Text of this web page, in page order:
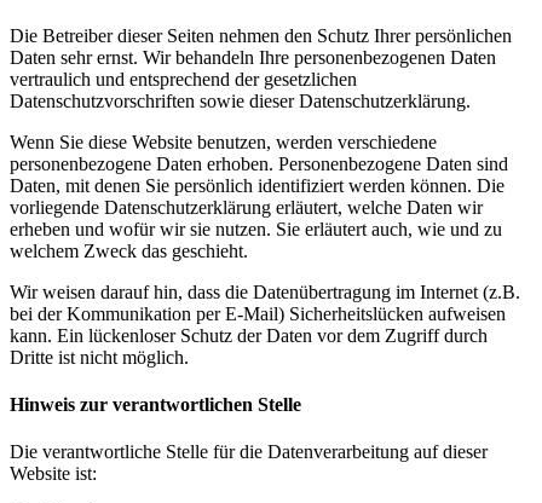
Die Betreiber dieser Seiten nehmen den Schutz Ihrer persönlichen
Daten sehr ernst. Wir behandeln Ihre personenbezogenen Daten
vertraulich und entsprechend der gesetzlichen
Datenschutzvorschriften sowie dieser Datenschutzerklärung.
Wenn Sie diese Website benutzen, werden verschiedene
personenbezogene Daten erhoben. Personenbezogene Daten sind
Daten, mit denen Sie persönlich identifiziert werden können. Die
vorliegende Datenschutzerklärung erläutert, welche Daten wir
erheben und wofür wir sie nutzen. Sie erläutert auch, wie und zu
welchem Zweck das geschieht.
Wir weisen darauf hin, dass die Datenübertragung im Internet (z.B.
bei der Kommunikation per E-Mail) Sicherheitslücken aufweisen
kann. Ein lückenloser Schutz der Daten vor dem Zugriff durch
Dritte ist nicht möglich.
Hinweis zur verantwortlichen Stelle
Die verantwortliche Stelle für die Datenverarbeitung auf dieser
Website ist: